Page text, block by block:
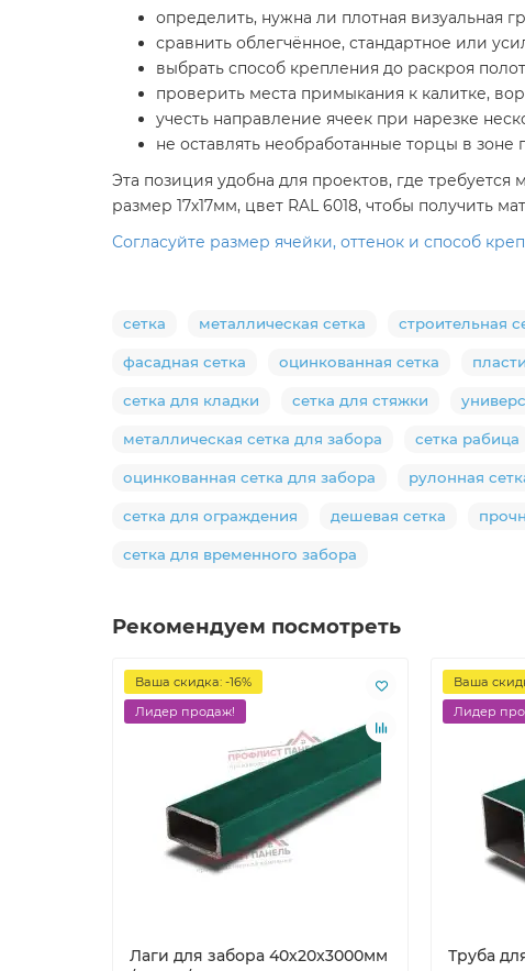
определить, нужна ли плотная визуальная
сравнить облегчённое, стандартное или
выбрать способ крепления до раскроя
проверить места примыкания к калитке,
учесть направление ячеек при нарезке
не оставлять необработанные торцы в зоне
Эта позиция удобна для проектов, где требуется
размер 17х17мм, цвет RAL 6018, чтобы получить
Согласуйте размер ячейки, оттенок и способ
сетка металлическая сетка строительная
фасадная сетка оцинкованная сетка
сетка для кладки сетка для стяжки
металлическая сетка для забора сетка рабица
оцинкованная сетка для забора рулонная
сетка для ограждения дешевая сетка
сетка для временного забора
Рекомендуем посмотреть
Ваша скидка: -16%
Лидер продаж!
Лаги для забора 40х20x3000мм
Ваша
Лидер
Труба